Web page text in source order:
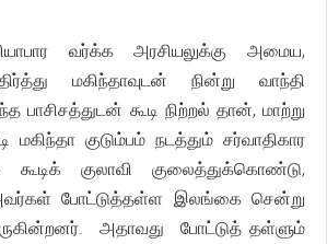
வர்க்க அரசியலுக்கு அமைய,
மகிந்தாவுடன் நின்று வாந்தி
பாசிசத்துடன் கூடி நிற்றல் தான், மாற்று
குடும்பம் நடத்தும் சர்வாதிகார
கூடிக் குலாவி குலைத்துக்கொண்டு,
போட்டுத்தள்ள இலங்கை சென்று
அதாவது போட்டுத் தள்ளும்